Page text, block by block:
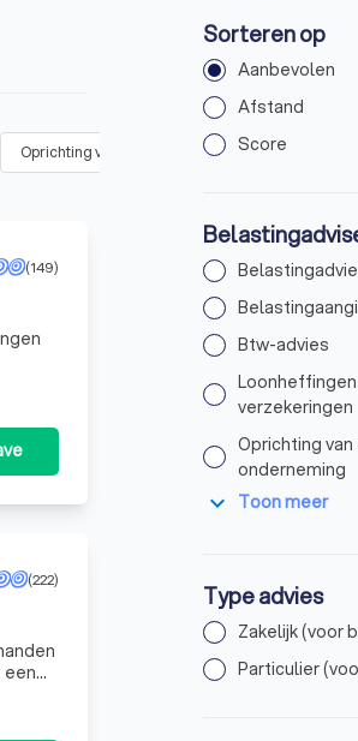
Oprichting van een onderneming(4)
(149)
(222)
een
Sorteren op
Aanbevolen
Afstand
Score
Btw-advies
verzekeringen
Oprichting van
onderneming
expand_more Toon meer
Type advies
Zakelijk (voor
Particulier